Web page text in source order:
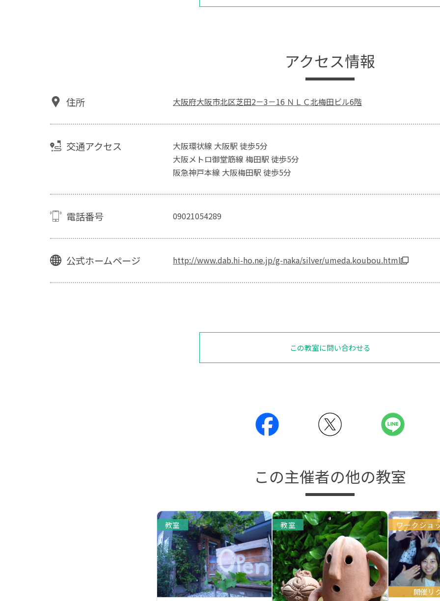
アクセス情報
住所 大阪府大阪市北区芝田2－3－16 ＮＬＣ北梅田ビル6階
交通アクセス
大阪環状線 大阪駅 徒歩5分
大阪メトロ御堂筋線 梅田駅 徒歩5分
阪急神戸本線 大阪梅田駅 徒歩5分
電話番号 09021054289
公式ホームページ http://www.dab.hi-ho.ne.jp/g-naka/silver/umeda.koubou.html
この教室に問い合わせる
この主催者の他の教室
教室 教室 ワークショ
開催リ